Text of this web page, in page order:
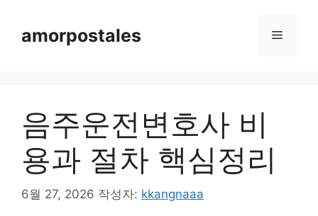
amorpostales 메
음주운전변호사 비
용과 절차 핵심정리
6월 27, 2026 작성자: kkangnaaa